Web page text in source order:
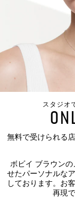
スタジオ
無料で受けられる
ボビイ ブラウン
せたパーソナルな
しております。お
再現